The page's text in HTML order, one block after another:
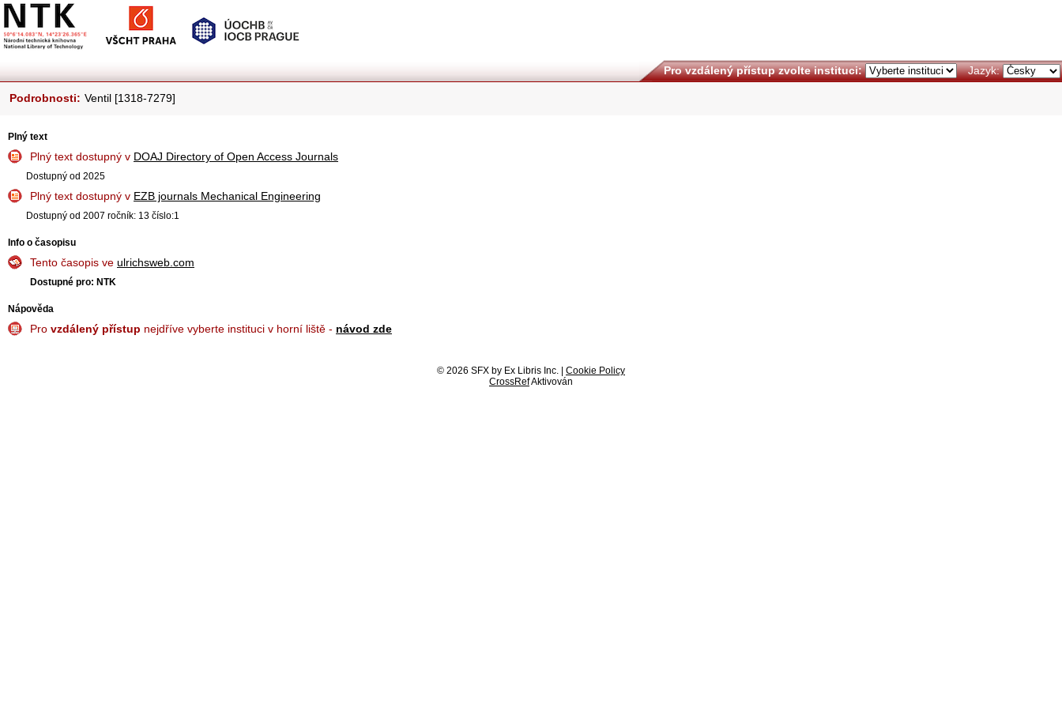
Pro vzdálený přístup zvolte instituci: Jazyk:
Podrobnosti: Ventil [1318-7279]
Plný text
Plný text dostupný v DOAJ Directory of Open Access Journals
Dostupný od 2025
Plný text dostupný v EZB journals Mechanical Engineering
Dostupný od 2007 ročník: 13 číslo:1
Info o časopisu
Tento časopis ve ulrichsweb.com
Dostupné pro: NTK
Nápověda
Pro vzdálený přístup nejdříve vyberte instituci v horní liště - návod zde
© 2026 SFX by Ex Libris Inc. | Cookie Policy
CrossRefAktivován